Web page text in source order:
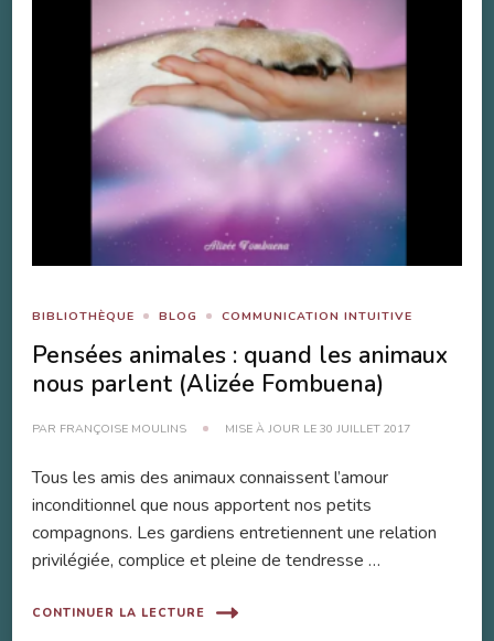
BIBLIOTHÈQUE BLOG COMMUNICATION INTUITIVE
Pensées animales : quand les animaux
nous parlent (Alizée Fombuena)
PAR FRANÇOISE MOULINS MISE À JOUR LE 30 JUILLET 2017
Tous les amis des animaux connaissent l’amour
inconditionnel que nous apportent nos petits
compagnons. Les gardiens entretiennent une relation
privilégiée, complice et pleine de tendresse …
CONTINUER LA LECTURE